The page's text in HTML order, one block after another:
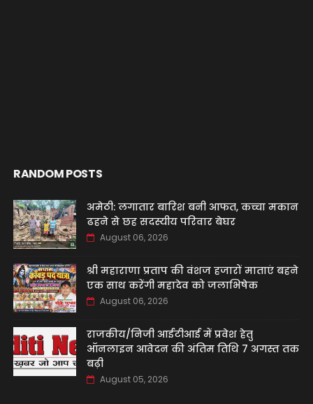
RANDOM POSTS
अमेठी: लगातार बारिश बनी आफत, कच्चा मकान
ढहने से छह सदस्यीय परिवार बेघर
August 06, 2026
श्री महाराणा प्रताप की वंशज हजारों माताएं बहने
एक साथ करेंगी महादेव को जलाभिषेक
August 06, 2026
राजकीय/निजी आईटीआई में प्रवेश हेतु
ऑनलाइन आवेदन की अंतिम तिथि 7 अगस्त तक
बढ़ी
August 05, 2026